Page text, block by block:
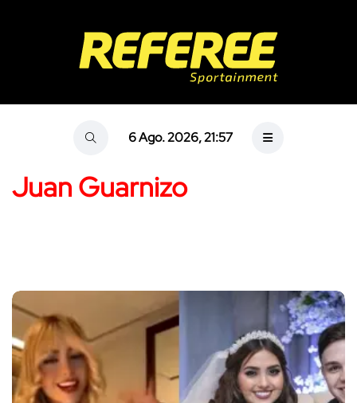
6 Ago. 2026, 21:57
Juan Guarnizo